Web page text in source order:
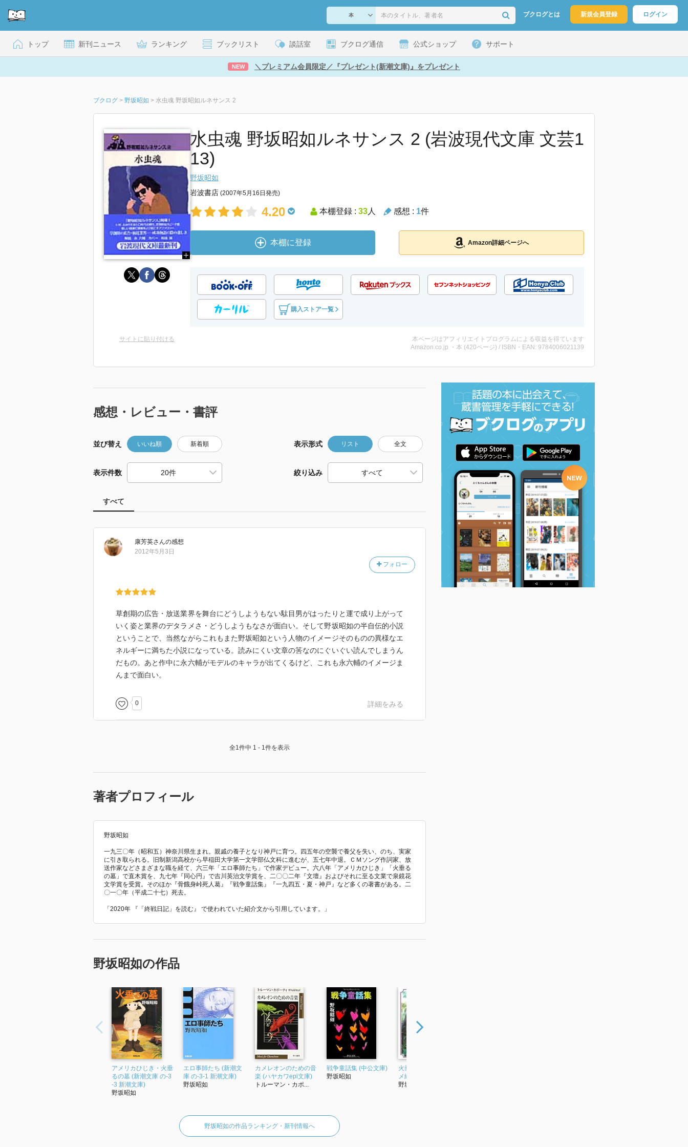
ブクログとは 新規会員登録 ログイン
トップ 新刊ニュース ランキング ブックリスト 談話室 ブクログ通信 公式ショップ サポート
NEW ＼プレミアム会員限定／『プレゼント(新潮文庫)』をプレゼント
ブクログ > 野坂昭如 > 水虫魂 野坂昭如ルネサンス 2
水虫魂 野坂昭如ルネサンス 2 (岩波現代文庫 文芸1
13)
野坂昭如
岩波書店 (2007年5月16日発売)
4.20 本棚登録 : 33人 感想 : 1件
本棚に登録 Amazon詳細ページへ
購入ストア一覧
サイトに貼り付ける
本ページはアフィリエイトプログラムによる収益を得ています
Amazon.co.jp ・本 (420ページ) / ISBN・EAN: 9784006021139
感想・レビュー・書評
並び替え いいね順 新着順 表示形式 リスト 全文
表示件数 絞り込み
すべて
康芳英さんの感想
フォロー
2012年5月3日
草創期の広告・放送業界を舞台にどうしようもない駄目男がはったりと運で成り上がって
いく姿と業界のデタラメさ・どうしようもなさが面白い。そして野坂昭如の半自伝的小説
ということで、当然ながらこれもまた野坂昭如という人物のイメージそのものの異様なエ
ネルギーに満ちた小説になっている。読みにくい文章の筈なのにぐいぐい読んでしまうん
だもの。あと作中に永六輔がモデルのキャラが出てくるけど、これも永六輔のイメージま
んまで面白い。
0 詳細をみる
全1件中 1 - 1件を表示
著者プロフィール
野坂昭如
一九三〇年（昭和五）神奈川県生まれ。親戚の養子となり神戸に育つ。四五年の空襲で養父を失い、のち、実家
に引き取られる。旧制新潟高校から早稲田大学第一文学部仏文科に進むが、五七年中退。ＣＭソング作詞家、放
送作家などさまざまな職を経て、六三年「エロ事師たち」で作家デビュー。六八年「アメリカひじき」「火垂る
の墓」で直木賞を、九七年『同心円』で吉川英治文学賞を、二〇〇二年『文壇』およびそれに至る文業で泉鏡花
文学賞を受賞。そのほか『骨餓身峠死人葛』『戦争童話集』『一九四五・夏・神戸』など多くの著書がある。二
〇一〇年（平成二十七）死去。
「2020年 『「終戦日記」を読む』 で使われていた紹介文から引用しています。」
野坂昭如の作品
アメリカひじき・火垂
るの墓 (新潮文庫 の-3
-3 新潮文庫)
野坂昭如
エロ事師たち (新潮文
庫 の-3-1 新潮文庫)
野坂昭如
カメレオンのための音
楽 (ハヤカワepi文庫)
トルーマン・カポ...
戦争童話集 (中公文庫)
野坂昭如
火垂るの墓 (徳間アニ
メ絵本 5)
野坂昭如
野坂昭如の作品ランキング・新刊情報へ